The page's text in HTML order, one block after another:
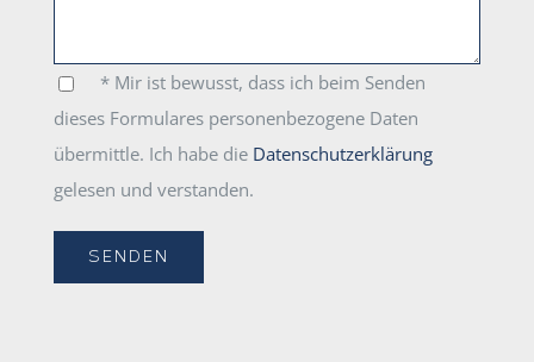
* Mir ist bewusst, dass ich beim Senden
dieses Formulares personenbezogene Daten
übermittle. Ich habe die Datenschutzerklärung
gelesen und verstanden.